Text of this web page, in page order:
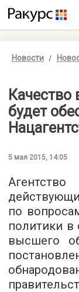
Новости
будет
5 мая 2015, 14:05
по
политики в
высшего